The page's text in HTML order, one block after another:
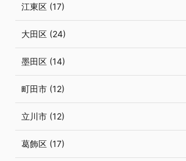
江東区 (17)
大田区 (24)
墨田区 (14)
町田市 (12)
立川市 (12)
葛飾区 (17)